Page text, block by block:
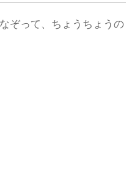
ぞって、ちょうちょうの